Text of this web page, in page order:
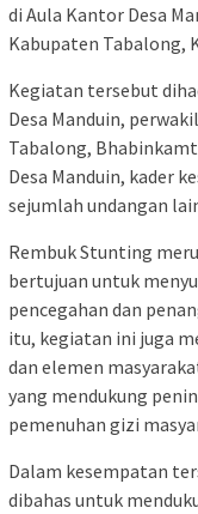
di Aula Kantor Desa
Kabupaten Tabalong,
Kegiatan tersebut
Desa Manduin,
Tabalong,
Desa Manduin, kader
sejumlah undangan
Rembuk Stunting
bertujuan untuk
pencegahan dan
itu, kegiatan ini juga
dan elemen
yang mendukung
pemenuhan gizi
Dalam kesempatan
dibahas untuk